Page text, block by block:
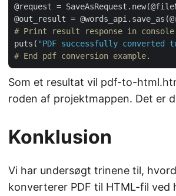
@request =
# Print result response in console
puts( "PDF successfully
# End pdf conversion example.
Som et resultat vil pdf-to-
roden af projektmappen. Det er
Konklusion
Vi har undersøgt trinene til,
konverterer PDF til HTML-fil ved